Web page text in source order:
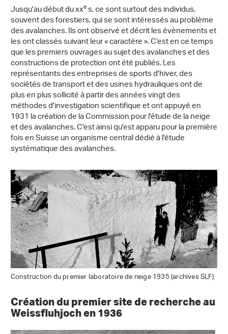
Jusqu'au début du xxes, ce sont surtout des individus,
souvent des forestiers, qui se sont intéressés au problème
des avalanches. Ils ont observé et décrit les évènements et
les ont classés suivant leur « caractère ». C’est en ce temps
que les premiers ouvrages au sujet des avalanches et des
constructions de protection ont été publiés. Les
représentants des entreprises de sports d'hiver, des
sociétés de transport et des usines hydrauliques ont de
plus en plus sollicité à partir des années vingt des
méthodes d'investigation scientifique et ont appuyé en
1931 la création de la Commission pour l'étude de la neige
et des avalanches. C'est ainsi qu'est apparu pour la première
fois en Suisse un organisme central dédié à l'étude
systématique des avalanches.
Construction du premier laboratoire de neige 1935 (archives SLF)
Création du premier site de recherche au
Weissfluhjoch en 1936